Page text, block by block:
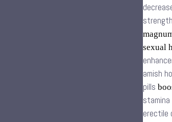
sexual
amish
pills
erectile